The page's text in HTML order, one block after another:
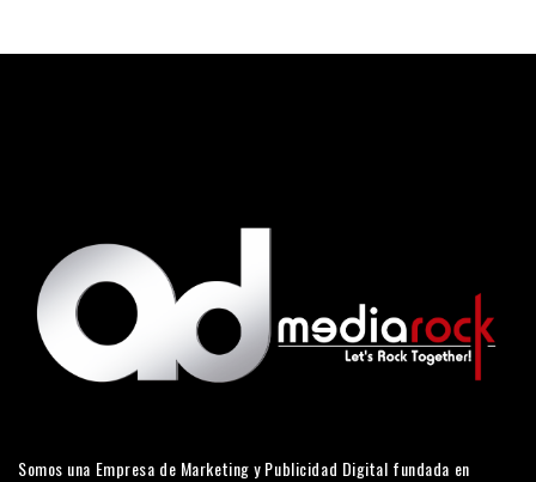
Somos una Empresa de Marketing y Publicidad Digital fundada en